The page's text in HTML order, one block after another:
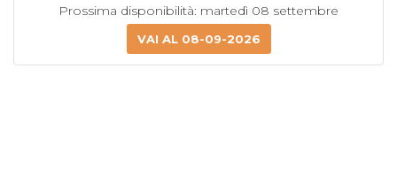
Prossima disponibilità: martedì 08 settembre
VAI AL 08-09-2026